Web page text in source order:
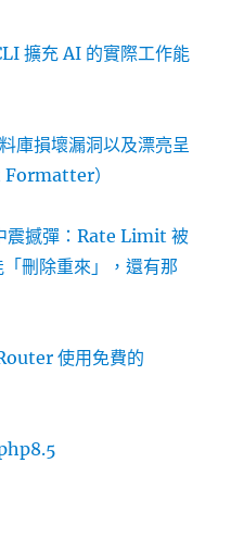
擴充 AI 的實際工作能
庫損壞漏洞以及漂亮呈
）
震撼彈：Rate Limit 被
刪除重來」，還有那
使用免費的